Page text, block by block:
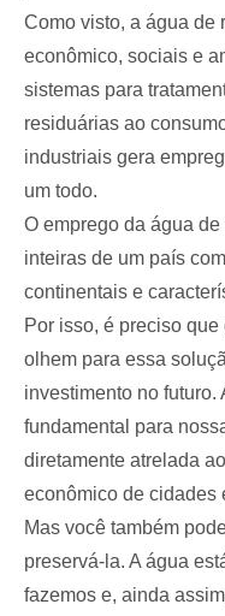
Como visto, a água de
econômico, sociais e
sistemas para
residuárias ao
industriais gera
um todo.
O emprego da água
inteiras de um país
continentais e
Por isso, é preciso
olhem para essa
investimento no futuro.
fundamental para
diretamente atrelada
econômico de cidades
Mas você também
preservá-la. A água
fazemos e, ainda